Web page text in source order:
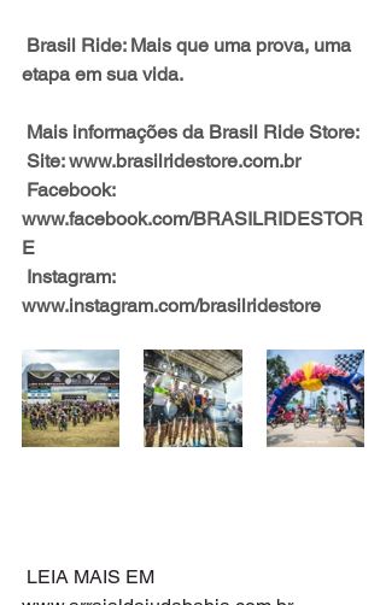
Brasil Ride: Mais que uma prova, uma
etapa em sua vida.
Mais informações da Brasil Ride Store:
Site: www.brasilridestore.com.br
Facebook:
www.facebook.com/BRASILRIDESTOR
E
Instagram:
www.instagram.com/brasilridestore